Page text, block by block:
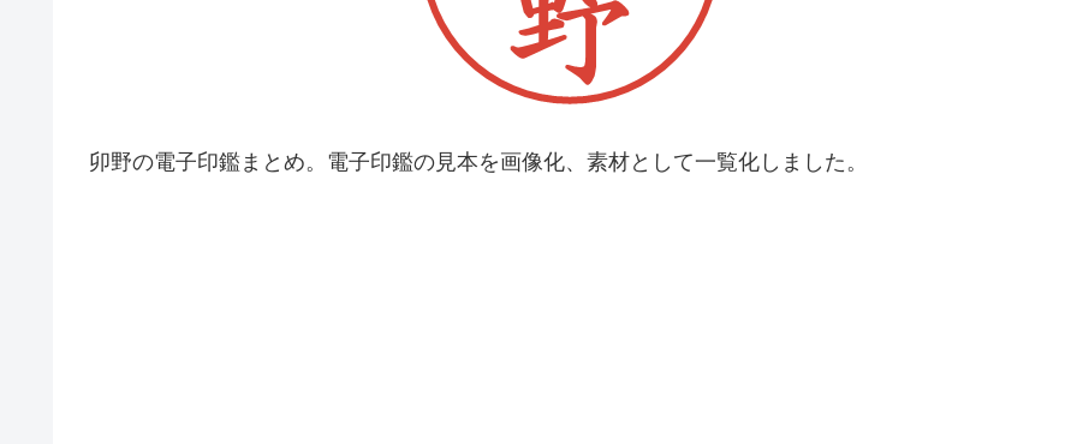
卯野の電子印鑑まとめ。電子印鑑の見本を画像化、素材として一覧化しました。